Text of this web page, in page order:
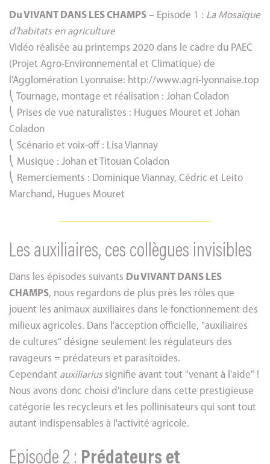
Du VIVANT DANS LES CHAMPS – Episode 1 : La Mosaïque
d'habitats en agriculture
Vidéo réalisée au printemps 2020 dans le cadre du PAEC
(Projet Agro-Environnemental et Climatique) de
l'Agglomération Lyonnaise: http://www.agri-lyonnaise.top
⎝ Tournage, montage et réalisation : Johan Coladon
⎝ Prises de vue naturalistes : Hugues Mouret et Johan
Coladon
⎝ Scénario et voix-off : Lisa Viannay
⎝ Musique : Johan et Titouan Coladon
⎝ Remerciements : Dominique Viannay, Cédric et Leito
Marchand, Hugues Mouret
Les auxiliaires, ces collègues invisibles
Dans les épisodes suivants Du VIVANT DANS LES
CHAMPS, nous regardons de plus près les rôles que
jouent les animaux auxiliaires dans le fonctionnement des
milieux agricoles. Dans l'acception officielle, "auxiliaires
de cultures" désigne seulement les régulateurs des
ravageurs = prédateurs et parasitoïdes.
Cependant auxiliariussignifie avant tout "venant à l'aide" !
Nous avons donc choisi d'inclure dans cette prestigieuse
catégorie les recycleurs et les pollinisateurs qui sont tout
autant indispensables à l'activité agricole.
Episode 2 : Prédateurs et